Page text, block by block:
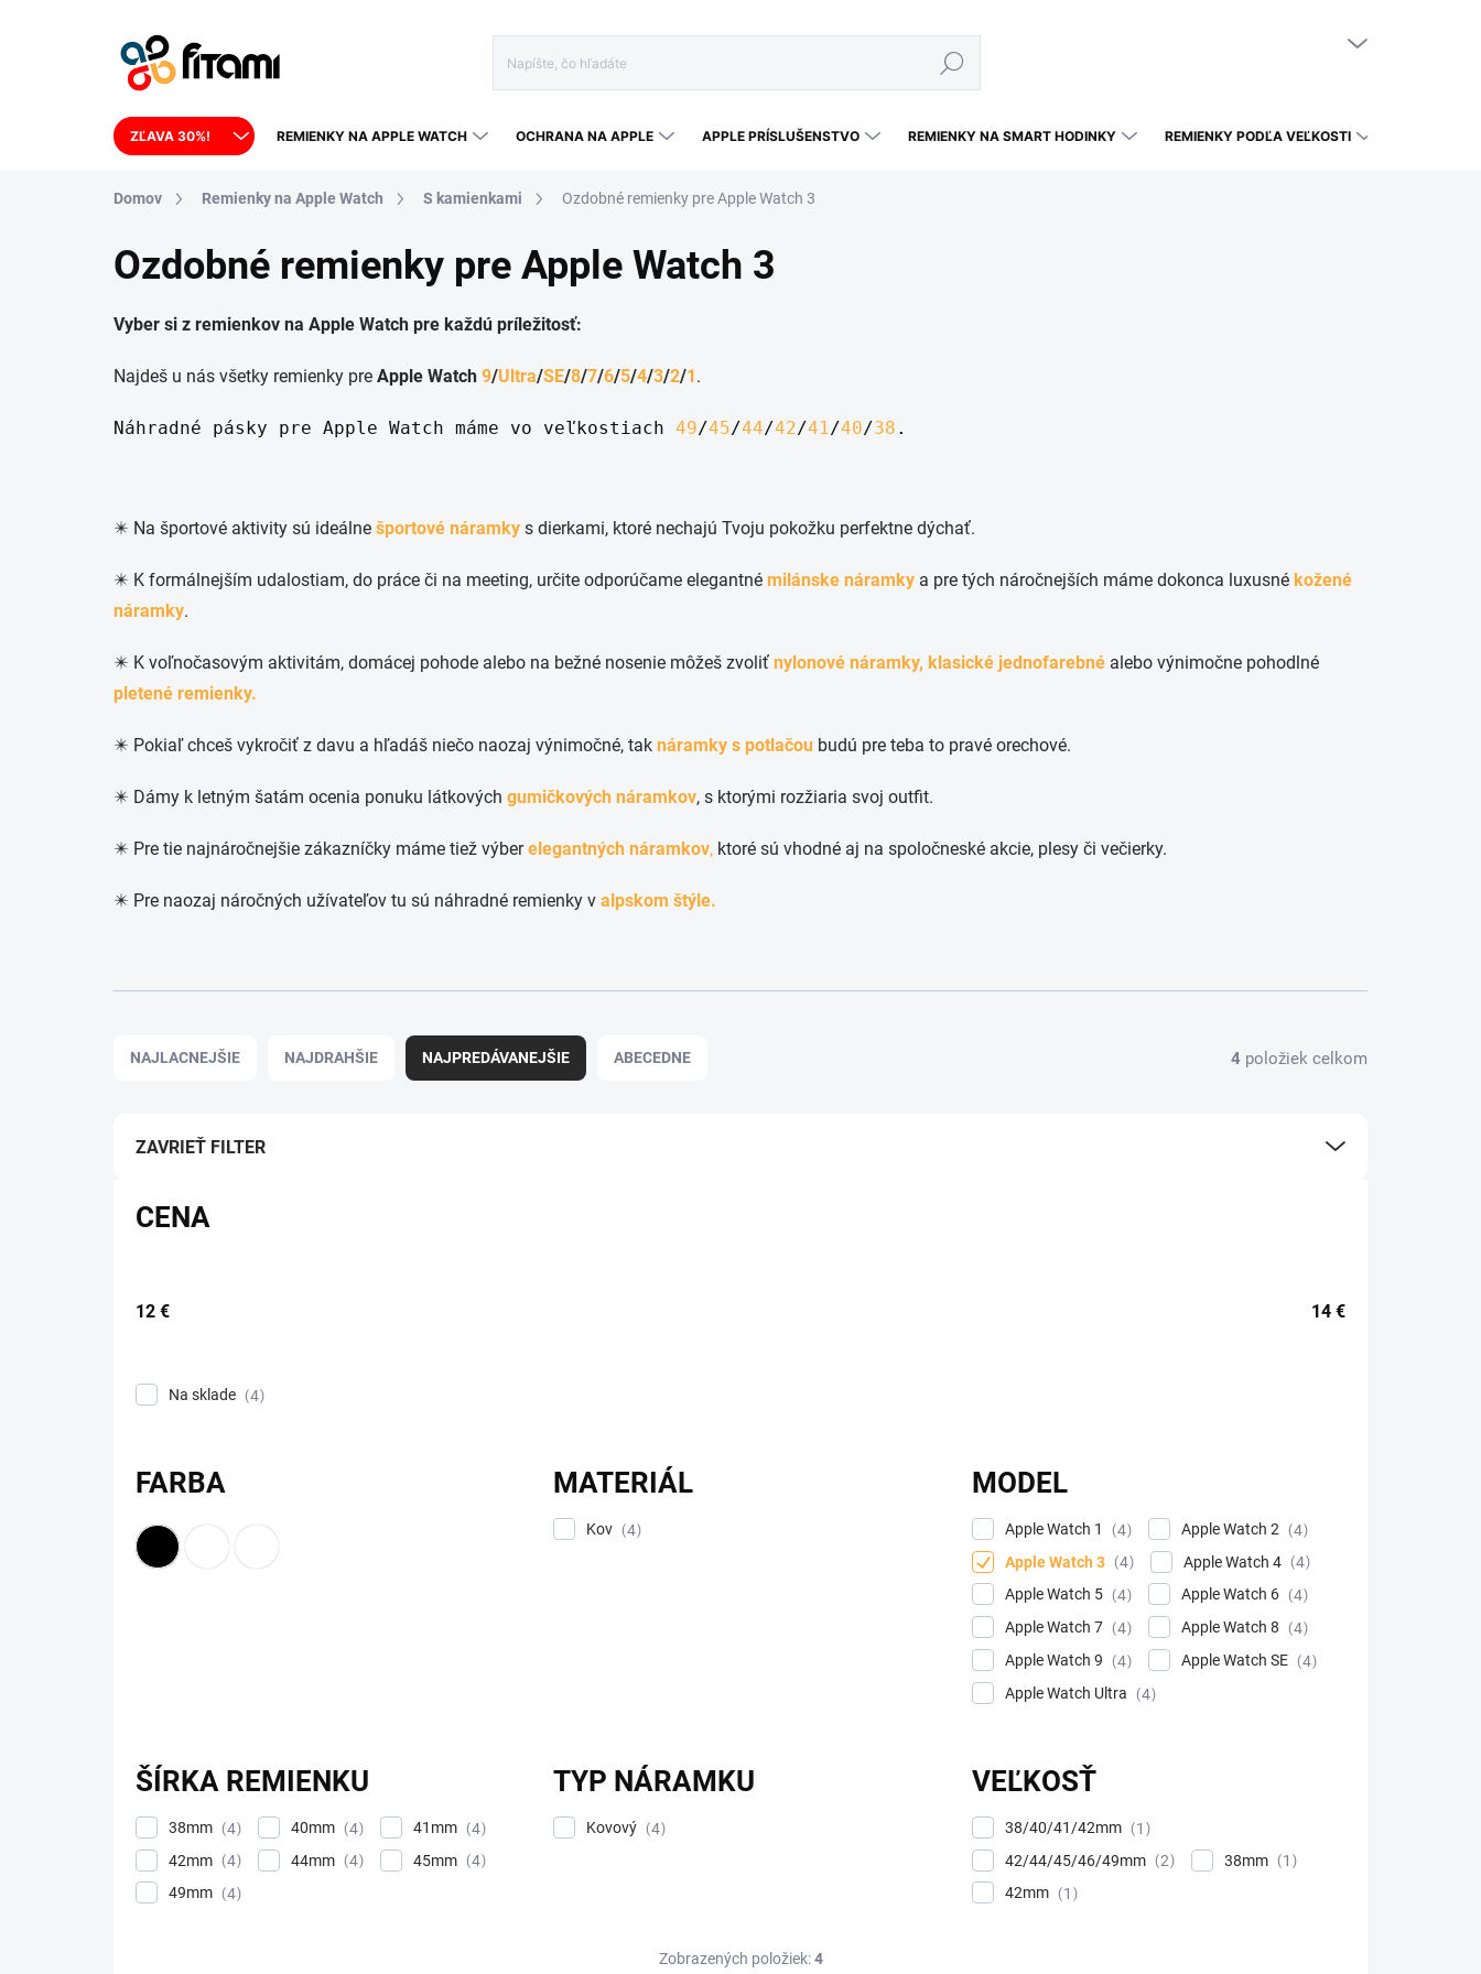
Hľadať
NÁKUPNÝ KOŠÍK
ZĽAVA 30%! REMIENKY NA APPLE WATCH OCHRANA NA APPLE APPLE PRÍSLUŠENSTVO REMIENKY NA SMART HODINKY REMIENKY PODĽA VEĽKOSTI
Domov Remienky na Apple Watch S kamienkami Ozdobné remienky pre Apple Watch 3
Ozdobné remienky pre Apple Watch 3
Vyber si z remienkov na Apple Watch pre každú príležitosť:
Najdeš u nás všetky remienky pre Apple Watch 9/Ultra/SE/8/7/6/5/4/3/2/1.
Náhradné pásky pre Apple Watch máme vo veľkostiach 49/45/44/42/41/40/38 .
✴️ Na športové aktivity sú ideálne športové náramky s dierkami, ktoré nechajú Tvoju pokožku perfektne dýchať.
✴️ K formálnejším udalostiam, do práce či na meeting, určite odporúčame elegantné milánske náramky a pre tých náročnejších máme dokonca luxusné kožené
náramky.
✴️ K voľnočasovým aktivitám, domácej pohode alebo na bežné nosenie môžeš zvoliť nylonové náramky, klasické jednofarebné alebo výnimočne pohodlné
pletené remienky.
✴️ Pokiaľ chceš vykročiť z davu a hľadáš niečo naozaj výnimočné, tak náramky s potlačou budú pre teba to pravé orechové.
✴️ Dámy k letným šatám ocenia ponuku látkových gumičkových náramkov, s ktorými rozžiaria svoj outfit.
✴️ Pre tie najnáročnejšie zákazníčky máme tiež výberelegantných náramkov, ktoré sú vhodné aj na spoločneské akcie, plesy či večierky.
✴️ Pre naozaj náročných užívateľov tu sú náhradné remienky v alpskom štýle.
NAJLACNEJŠIE NAJDRAHŠIE NAJPREDÁVANEJŠIE ABECEDNE 4 položiek celkom
ZAVRIEŤ FILTER
CENA
12 € 14 €
Na sklade 4
FARBA MATERIÁL
Kov 4
MODEL
Apple Watch 1 4 Apple Watch 2
4
Apple Watch 3
4 Apple Watch 4
4
Apple Watch 5
4 Apple Watch 6
4
Apple Watch 7
4 Apple Watch 8
4
Apple Watch 9
4 Apple Watch SE
4
Apple Watch Ultra
4
ŠÍRKA REMIENKU
38mm 4 40mm 4 41mm
4
42mm
4 44mm 4 45mm
4
49mm
4
TYP NÁRAMKU
Kovový 4
VEĽKOSŤ
38/40/41/42mm
1
42/44/45/46/49mm
2 38mm
1
42mm
1
Zobrazených položiek:4